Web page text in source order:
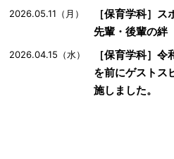
2026.05.11（月）
［保育学科］
先輩・後輩の絆
2026.04.15（水）
［保育学科］令
を前にゲストス
施しました。